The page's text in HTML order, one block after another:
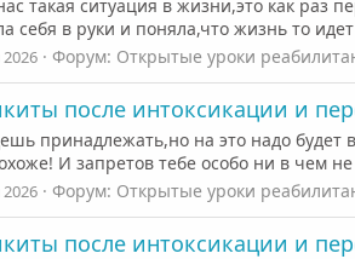
такая ситуация в жизни,это как раз
себя в руки и поняла,что жизнь то
Форум: Открытые уроки
после интоксикации и
принадлежать,но на это надо
И запретов тебе особо ни в чем
Форум: Открытые уроки
после интоксикации и